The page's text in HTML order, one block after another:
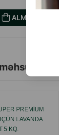
ALMAQ
PREMIUM
LAVANDA
5 KQ.